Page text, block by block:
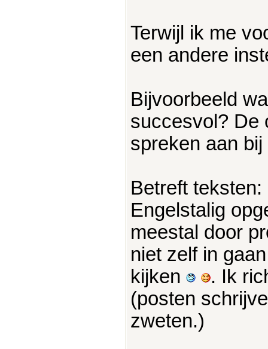
Terwijl ik me
een andere
Bijvoorbeeld
succesvol? De
spreken aan
Betreft
Engelstalig
meestal door
niet zelf in
kijken
. Ik
(posten
zweten.)